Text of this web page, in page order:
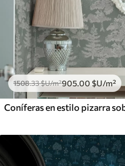
1508.33$U/m²905.00 $U/m²